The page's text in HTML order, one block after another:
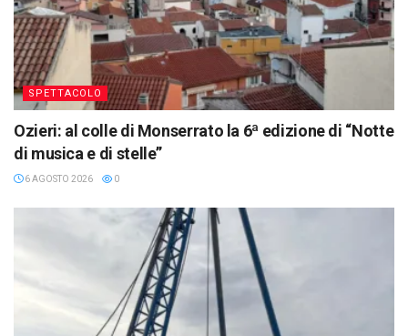
SPETTACOLO
Ozieri: al colle di Monserrato la 6ª edizione di “Notte
di musica e di stelle”
6 AGOSTO 2026 0